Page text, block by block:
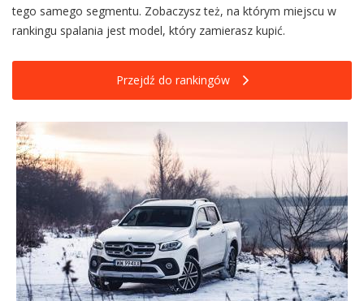
tego samego segmentu. Zobaczysz też, na którym miejscu w
rankingu spalania jest model, który zamierasz kupić.
Przejdź do rankingów